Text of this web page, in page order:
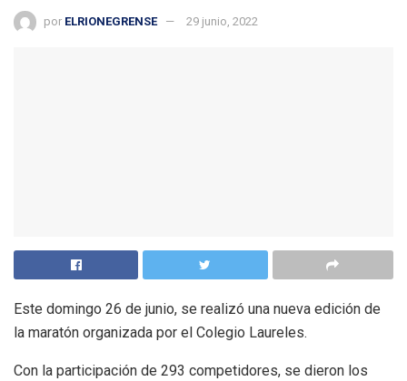
por ELRIONEGRENSE 29 junio, 2022
Este domingo 26 de junio, se realizó una nueva edición de
la maratón organizada por el Colegio Laureles.
Con la participación de 293 competidores, se dieron los